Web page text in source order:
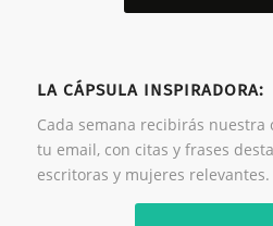
LA CÁPSULA INSPIRADORA:
Cada semana recibirás
tu email, con citas y frases
escritoras y mujeres relevantes.